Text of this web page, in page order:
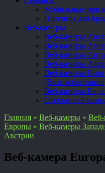
Мобильные
Плагины для
Веб-камеры
Веб-камеры
Веб-камеры
Веб-камеры
Веб-камеры
Веб-камеры
Веб-камеры
Особые веб-
Главная » Веб-камеры »
Европы » Веб-камеры
Австрии
Веб-камера